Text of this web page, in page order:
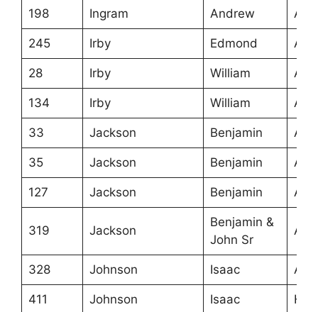
198 Ingram Andrew
245 Irby Edmond
28 Irby William
134 Irby William
33 Jackson Benjamin
35 Jackson Benjamin
127 Jackson Benjamin
319 Jackson
Benjamin &
John Sr
328 Johnson Isaac
411 Johnson Isaac